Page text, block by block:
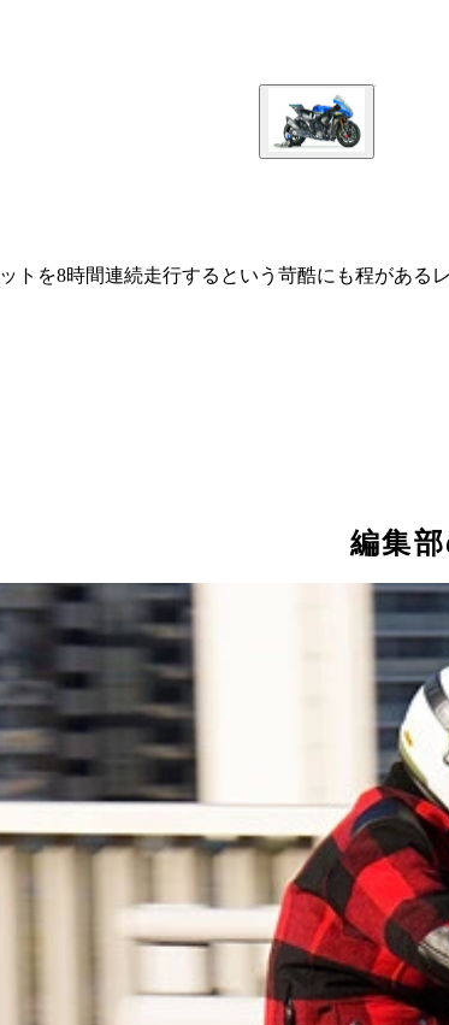
た実機。外装パーツを外している関係で、各部
たサーキットを8時間連続走行するという苛酷
トを8時間連続走行するという苛酷にも程があ
編集